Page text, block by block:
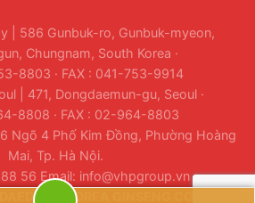
| 586 Gunbuk-ro, Gunbuk-myeon,
Chungnam, South Korea ·
8803 · FAX : 041-753-9914
| 471, Dongdaemun-gu, Seoul ·
8808 · FAX : 02-964-8803
Ngõ 4 Phố Kim Đồng, Phường Hoàng
Mai, Tp. Hà Nội.
56 Email: info@vhpgroup.vn
DAEDONG KOREA GINSENG CO., LTD.